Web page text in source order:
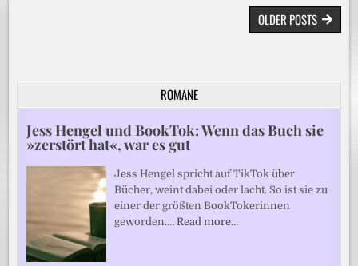
BEITRAGSNAVIGATIONOLDER POSTS
ROMANE
Jess Hengel und BookTok: Wenn das Buch sie
»zerstört hat«, war es gut
Jess Hengel spricht auf TikTok über
Bücher, weint dabei oder lacht. So ist sie zu
einer der größten BookTokerinnen
geworden.…Read more…